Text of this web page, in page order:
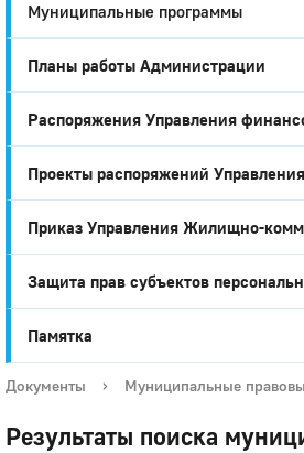
Муниципальные программы
Планы работы Администрации
Распоряжения Управления
Проекты распоряжений
Приказ Управления Жилищно-
Защита прав субъектов
Памятка
Документы › Муниципальные
Результаты поиска